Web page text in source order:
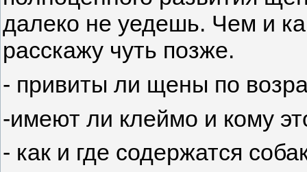
далеко не уедешь. Чем и
расскажу чуть позже.
- привиты ли щены по
-имеют ли клеймо и кому
- как и где содержатся